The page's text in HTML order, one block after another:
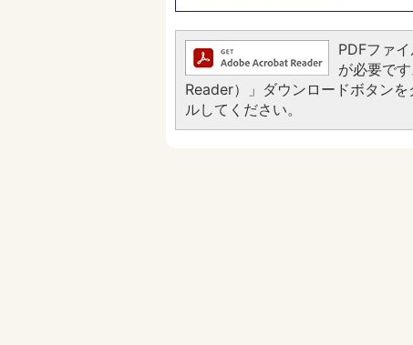
PDFファ
が必要で
Reader）」ダウンロードボタン
ルしてください。